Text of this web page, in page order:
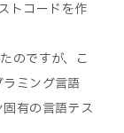
トコードを作
のですが、こ
ミング言語
有の言語テス